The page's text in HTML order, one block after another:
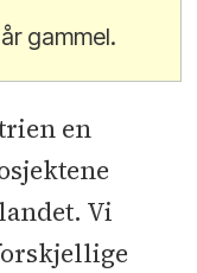
gammel.
en
Vi